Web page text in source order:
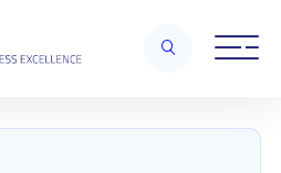
procesov
Optimalizácia